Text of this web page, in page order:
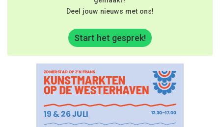
Deel jouw nieuws met ons!
Start het gesprek!